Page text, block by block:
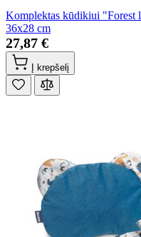
Komplektas kūdikiui "Forest
36x28 cm
27,87 €
Į krepšelį